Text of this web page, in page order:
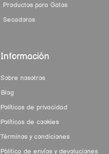
Productos para Gatos
Secadoras
Información
Sobre nosotros
Blog
Políticas de privacidad
Políticas de cookies
Términos y condiciones
Pólitica de envíos y devoluciones